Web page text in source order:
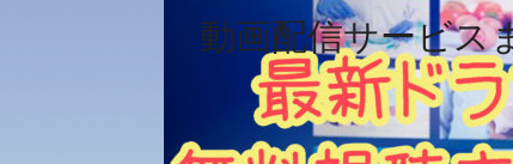
動画配信サービス